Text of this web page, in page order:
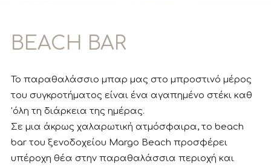
BEACH BAR
Το παραθαλάσσιο μπαρ μας στο μπροστινό μέρος
του συγκροτήματος είναι ένα αγαπημένο στέκι καθ
'όλη τη διάρκεια της ημέρας.
Σε μια άκρως χαλαρωτική ατμόσφαιρα, το beach
bar του ξενοδοχείου Margo Beach προσφέρει
υπέροχη θέα στην παραθαλάσσια περιοχή και